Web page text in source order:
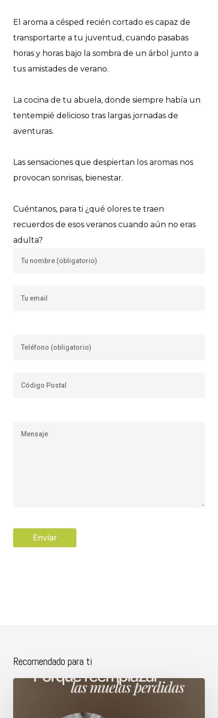
El aroma a césped recién cortado es capaz de
transportarte a tu juventud, cuando pasabas
horas y horas bajo la sombra de un árbol junto a
tus amistades de verano.
La cocina de tu abuela, donde siempre había un
tentempié delicioso tras largas jornadas de
aventuras.
Las sensaciones que despiertan los aromas nos
provocan sonrisas, bienestar.
Cuéntanos, para ti ¿qué olores te traen
recuerdos de esos veranos cuando aún no eras
adulta?
Recomendado para ti
Porque